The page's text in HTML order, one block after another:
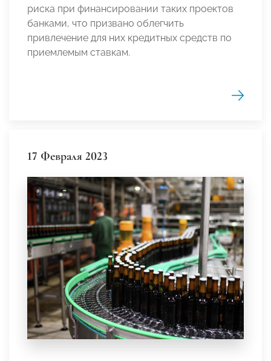
риска при финансировании таких проектов
банками, что призвано облегчить
привлечение для них кредитных средств по
приемлемым ставкам.
17 Февраля 2023